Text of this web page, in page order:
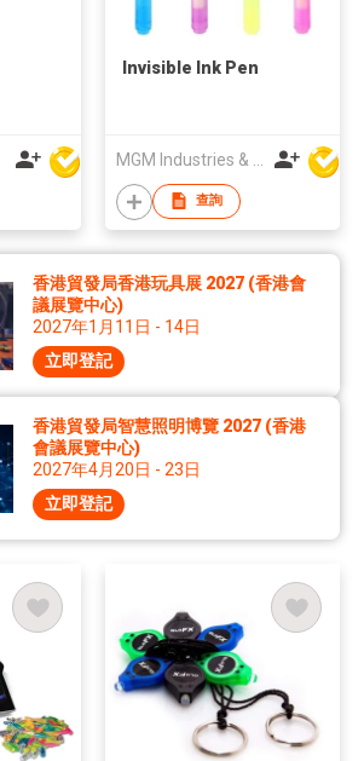
Invisible Ink Pen
查詢
香港貿發局香港玩具展 2027 (香港會
議展覽中心)
2027年1月11日 - 14日
立即登記
香港貿發局智慧照明博覽 2027 (香港
會議展覽中心)
2027年4月20日 - 23日
立即登記